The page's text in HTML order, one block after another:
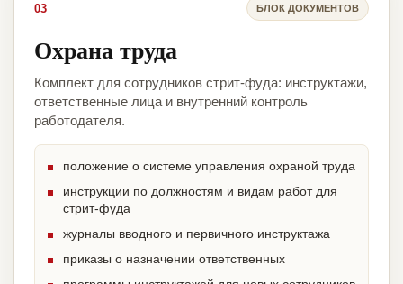
03 БЛОК ДОКУМЕНТОВ
Охрана труда
Комплект для сотрудников стрит-фуда: инструктажи,
ответственные лица и внутренний контроль
работодателя.
положение о системе управления охраной труда
инструкции по должностям и видам работ для
стрит-фуда
журналы вводного и первичного инструктажа
приказы о назначении ответственных